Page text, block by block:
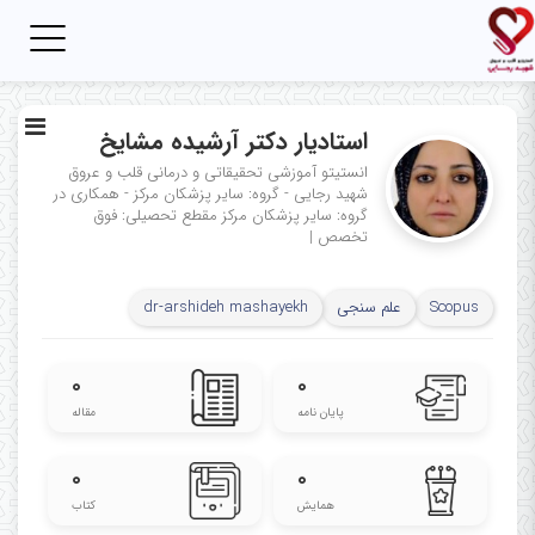
استادیار دکتر آرشیده مشایخ
انستیتو آموزشی تحقیقاتی و درمانی قلب و عروق
شهید رجایی - گروه: سایر پزشکان مرکز - همکاری در
گروه: سایر پزشکان مرکز مقطع تحصیلی: فوق
تخصص‌ |
Scopus علم سنجی dr-arshideh mashayekh
۰
پایان نامه
۰
مقاله
۰
همایش
۰
کتاب